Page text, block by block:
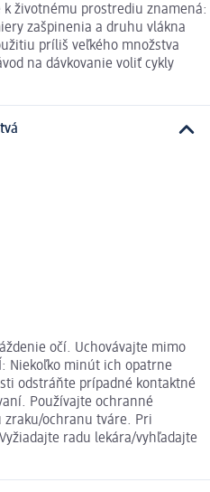
životnému prostrediu znamená:
zašpinenia a druhu vlákna
príliš veľkého množstva
na dávkovanie voliť cykly
očí. Uchovávajte mimo
Niekoľko minút ich opatrne
odstráňte prípadné kontaktné
Používajte ochranné
zraku/ochranu tváre. Pri
radu lekára/vyhľadajte